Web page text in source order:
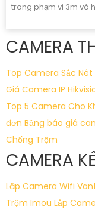
trong phạm vi 3m và
CAMERA
Top Camera Sắc Nét
Giá Camera IP
Top 5 Camera Cho
đơn Bảng báo giá
Chống Trộm
CAMERA
Lăp Camera Wifi
Trộm Imou Lắp